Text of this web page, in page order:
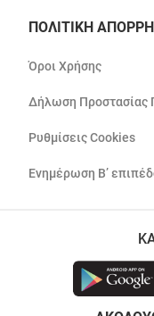
ΠΟΛΙΤΙΚΗ
Όροι Χρήσης
Δήλωση
Ρυθμίσεις Cookies
Ενημέρωση Β’